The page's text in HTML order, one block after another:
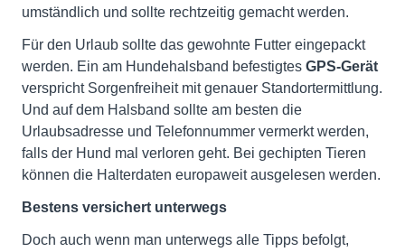
umständlich und sollte rechtzeitig gemacht werden.
Für den Urlaub sollte das gewohnte Futter eingepackt
werden. Ein am Hundehalsband befestigtes GPS-Gerät
verspricht Sorgenfreiheit mit genauer Standortermittlung.
Und auf dem Halsband sollte am besten die
Urlaubsadresse und Telefonnummer vermerkt werden,
falls der Hund mal verloren geht. Bei gechipten Tieren
können die Halterdaten europaweit ausgelesen werden.
Bestens versichert unterwegs
Doch auch wenn man unterwegs alle Tipps befolgt,